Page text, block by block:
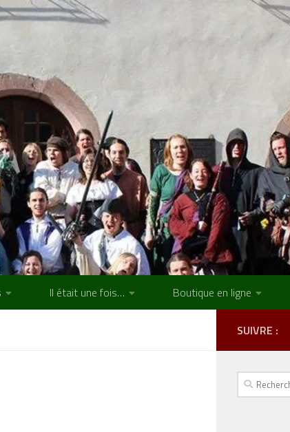
Il était une fois… Boutique en ligne
SUIVRE :
Rechercher :